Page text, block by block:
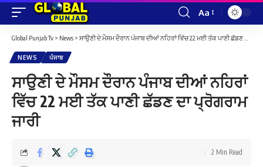
Font
Resizer
Aa
Global Punjab Tv > News > ਸਾਉਣੀ ਦੇ ਮੌਸਮ ਦੌਰਾਨ ਪੰਜਾਬ ਦੀਆਂ ਨਹਿਰਾਂ ਵਿੱਚ 22 ਮਈ ਤੱਕ ਪਾਣੀ ਛੱਡਣ ਦਾ ਪ੍ਰੋਗਰਾਮ ਜਾਰੀ
NEWS ਪੰਜਾਬ
ਸਾਉਣੀ ਦੇ ਮੌਸਮ ਦੌਰਾਨ ਪੰਜਾਬ ਦੀਆਂ ਨਹਿਰਾਂ
ਵਿੱਚ 22 ਮਈ ਤੱਕ ਪਾਣੀ ਛੱਡਣ ਦਾ ਪ੍ਰੋਗਰਾਮ
ਜਾਰੀ
2 Min Read